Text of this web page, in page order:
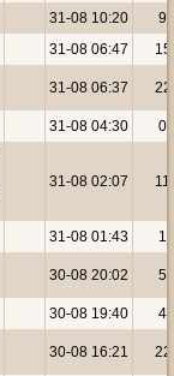
31-08 10:20
9
31-08 06:47
15
31-08 06:37 22
31-08 04:30
0
31-08 02:07 11
31-08 01:43
1
30-08 20:02 5
30-08 19:40
4
30-08 16:21 22